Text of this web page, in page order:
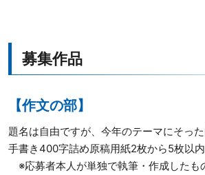
募集作品
【作文の部】
題名は自由ですが、今年のテーマにそった
手書き400字詰め原稿用紙2枚から5枚以
※応募者本人が単独で執筆・作成したも